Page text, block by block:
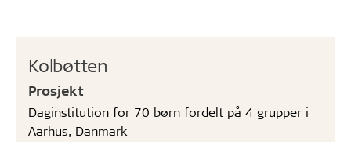
Kolbøtten
Prosjekt
Daginstitution for 70 børn fordelt på 4 grupper i
Aarhus, Danmark